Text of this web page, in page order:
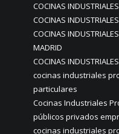
COCINAS
COCINAS
COCINAS
MADRID
COCINAS
cocinas industriales
particulares
Cocinas Industriales
públicos privados
cocinas industriales